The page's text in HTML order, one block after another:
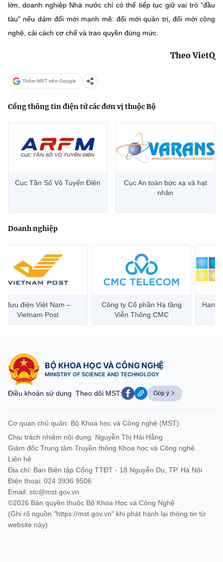
lớn, doanh nghiệp Nhà nước chỉ có thể tiếp tục giữ vai trò "đầu
tàu" nếu dám đổi mới mạnh mẽ: đổi mới quản trị, đổi mới công
nghệ, cải cách cơ chế và trao quyền đúng mức.
Theo VietQ
Thêm MST trên Google
Cổng thông tin điện tử các đơn vị thuộc Bộ
Cục Tần Số Vô Tuyến Điện
Cục An toàn bức xạ và hạt
nhân
Doanh nghiệp
Bưu điện Việt Nam –
Vietnam Post
Công ty Cổ phần Hạ tầng
Viễn Thông CMC
Hanoi
BỘ KHOA HỌC VÀ CÔNG NGHỆ
MINISTRY OF SCIENCE AND TECHNOLOGY
Điều khoản sử dụng Theo dõi MST: Góp ý
Cơ quan chủ quản: Bộ Khoa học và Công nghệ (MST)
Chịu trách nhiệm nội dung: Nguyễn Thị Hải Hằng
Giám đốc Trung tâm Truyền thông Khoa học và Công nghệ.
Liên hệ
Địa chỉ: Ban Biên tập Cổng TTĐT - 18 Nguyễn Du, TP. Hà Nội
Điện thoại: 024 3936 9506
Email: stc@mst.gov.vn
©2026 Bản quyền thuộc Bộ Khoa Học và Công Nghệ
(Ghi rõ nguồn "https://mst.gov.vn" khi phát hành lại thông tin từ
website này)